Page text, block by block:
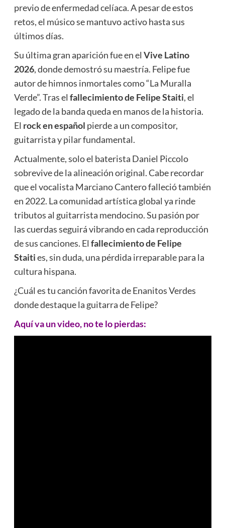
previo de enfermedad celíaca. A pesar de estos
retos, el músico se mantuvo activo hasta sus
últimos días.
Su última gran aparición fue en el Vive Latino
2026, donde demostró su maestría. Felipe fue
autor de himnos inmortales como “La Muralla
Verde”. Tras el fallecimiento de Felipe Staiti, el
legado de la banda queda en manos de la historia.
El rock en español pierde a un compositor,
guitarrista y pilar fundamental.
Actualmente, solo el baterista Daniel Piccolo
sobrevive de la alineación original. Cabe recordar
que el vocalista Marciano Cantero falleció también
en 2022. La comunidad artística global ya rinde
tributos al guitarrista mendocino. Su pasión por
las cuerdas seguirá vibrando en cada reproducción
de sus canciones. El fallecimiento de Felipe
Staities, sin duda, una pérdida irreparable para la
cultura hispana.
¿Cuál es tu canción favorita de Enanitos Verdes
donde destaque la guitarra de Felipe?
Aquí va un video, no te lo pierdas: